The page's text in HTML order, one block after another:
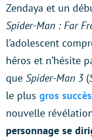
Zendaya et un
Spider-Man : Far
l’adolescent
héros et n’hésite
que Spider-Man 3(
le plus gros
nouvelle
personnage se